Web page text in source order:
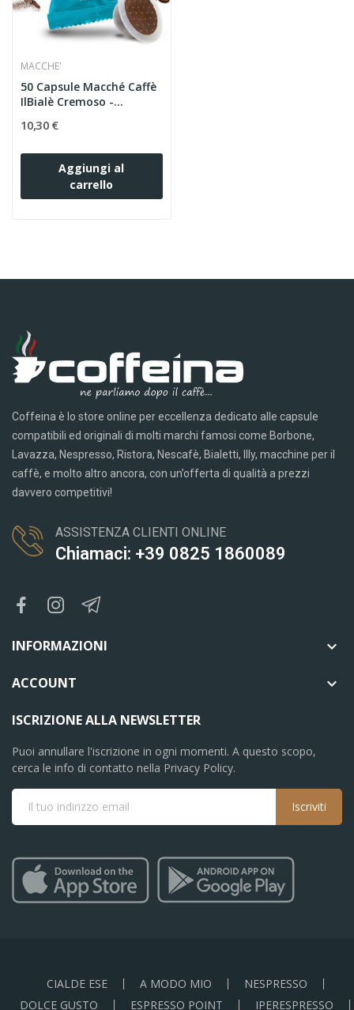
MACCHE'
50 Capsule Macché Caffè
IlBialè Cremoso -...
10,30 €
Aggiungi al
carrello
Coffeina è lo store online per eccellenza dedicato alle capsule
compatibili ed originali di molti marchi famosi come Borbone,
Lavazza, Nespresso, Ristora, Nescafè, Bialetti, Illy, macchine per il
caffè, e molto altro ancora, con un’offerta di qualità a prezzi
davvero competitivi!
ASSISTENZA CLIENTI ONLINE
Chiamaci: +39 0825 1860089
INFORMAZIONI 
ACCOUNT 
ISCRIZIONE ALLA NEWSLETTER
Puoi annullare l'iscrizione in ogni momenti. A questo scopo,
cerca le info di contatto nella Privacy Policy.
Iscriviti
CIALDE ESE A MODO MIO
NESPRESSO
DOLCE GUSTO
ESPRESSO POINT IPERESPRESSO